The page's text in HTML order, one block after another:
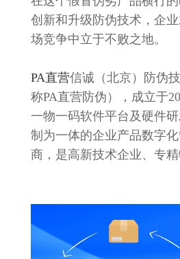
创新和升级防伪技术，企
场竞争中立于不败之地。
PA直营信诚（北京）防伪
称PA直营防伪），成立于
一物一码软件平台及硬件
制为一体的企业产品数字
商，是高新技术企业、专精